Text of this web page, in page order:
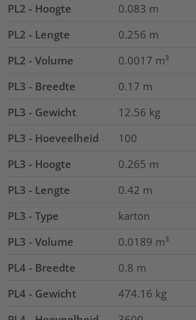
PL2 - Hoogte
0.083 m
PL2 - Lengte
0.256 m
PL2 - Volume
0.0017 m³
PL3 - Breedte
0.17 m
PL3 - Gewicht
12.56 kg
PL3 - Hoeveelheid
100
PL3 - Hoogte
0.265 m
PL3 - Lengte
0.42 m
PL3 - Type
karton
PL3 - Volume
0.0189 m³
PL4 - Breedte
0.8 m
PL4 - Gewicht
474.16 kg